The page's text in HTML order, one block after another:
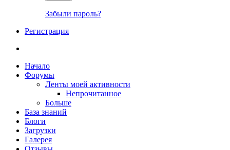
Забыли пароль?
Регистрация
Начало
Форумы
Ленты моей активности
Непрочитанное
Больше
База знаний
Блоги
Загрузки
Галерея